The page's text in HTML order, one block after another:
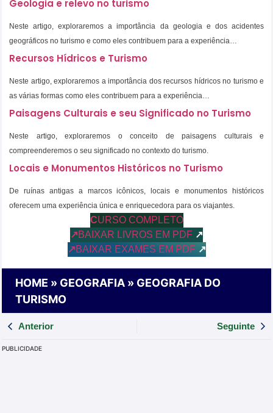
Geologia e relevo no turismo
Neste artigo, exploraremos a importância da geologia e dos acidentes
geográficos no turismo e como eles contribuem para a experiência…
Recursos Hídricos e Turismo
Neste artigo, exploraremos a importância dos recursos hídricos no turismo e
as várias formas como eles contribuem para a experiência…
Paisagens Culturais e seu Significado no Turismo
Neste artigo, exploraremos o conceito de paisagens culturais e
compreenderemos o seu significado no contexto do turismo.
Locais e Monumentos Históricos no Turismo
De ruínas antigas a marcos icônicos, locais e monumentos históricos
oferecem uma experiência única e enriquecedora para os viajantes.
CURSO COMPLETO
↗BAIXAR LIVROS EM PDF ↗
↗BAIXAR EXAMES EM PDF ↗
HOME » GEOGRAFIA » GEOGRAFIA DO
TURISMO
Anterior Seguinte
PUBLICIDADE